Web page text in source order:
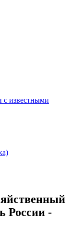
с известными
России -